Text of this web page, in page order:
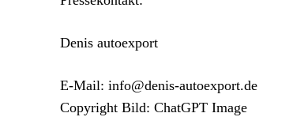
Denis autoexport
E-Mail: info@denis-autoexport.de
Copyright Bild: ChatGPT Image